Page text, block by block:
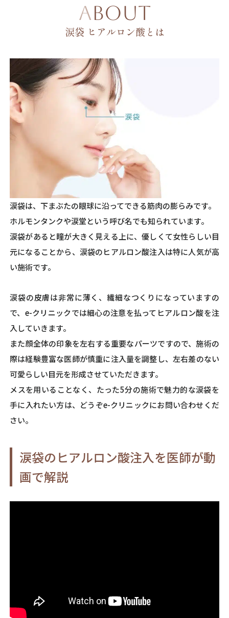
ABOUT
涙袋 ヒアルロン酸とは
涙袋は、下まぶたの眼球に沿ってできる筋肉の膨らみです。
ホルモンタンクや涙堂という呼び名でも知られています。
涙袋があると瞳が大きく見える上に、優しくて女性らしい目
元になることから、涙袋のヒアルロン酸注入は特に人気が高
い施術です。
涙袋の皮膚は非常に薄く、繊細なつくりになっていますの
で、e-クリニックでは細心の注意を払ってヒアルロン酸を注
入していきます。
また顔全体の印象を左右する重要なパーツですので、施術の
際は経験豊富な医師が慎重に注入量を調整し、左右差のない
可愛らしい目元を形成させていただきます。
メスを用いることなく、たった5分の施術で魅力的な涙袋を
手に入れたい方は、どうぞe-クリニックにお問い合わせくだ
さい。
涙袋のヒアルロン酸注入を医師が動
画で解説